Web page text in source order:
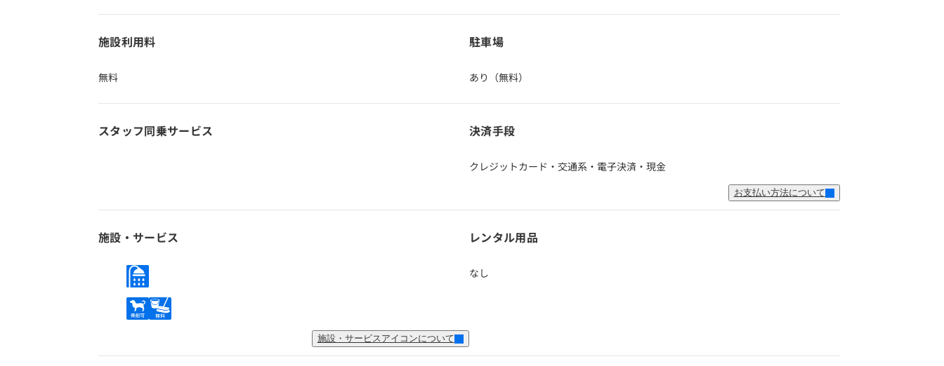
施設利用料
無料
駐車場
あり（無料）
スタッフ同乗サービス 決済手段
クレジットカード・交通系・電子決済・現金
お支払い方法について
施設・サービス
施設・サービスアイコンについて
レンタル用品
なし